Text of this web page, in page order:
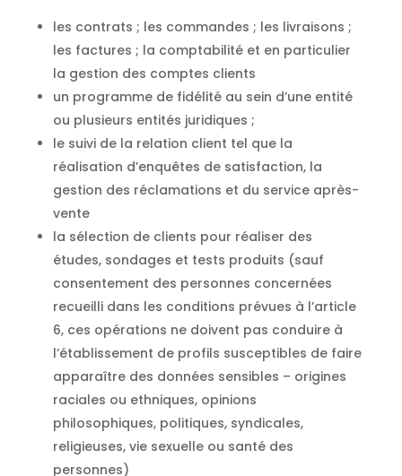
les contrats ; les commandes ; les livraisons ;
les factures ; la comptabilité et en particulier
la gestion des comptes clients
un programme de fidélité au sein d’une entité
ou plusieurs entités juridiques ;
le suivi de la relation client tel que la
réalisation d’enquêtes de satisfaction, la
gestion des réclamations et du service après-
vente
la sélection de clients pour réaliser des
études, sondages et tests produits (sauf
consentement des personnes concernées
recueilli dans les conditions prévues à l’article
6, ces opérations ne doivent pas conduire à
l’établissement de profils susceptibles de faire
apparaître des données sensibles – origines
raciales ou ethniques, opinions
philosophiques, politiques, syndicales,
religieuses, vie sexuelle ou santé des
personnes)